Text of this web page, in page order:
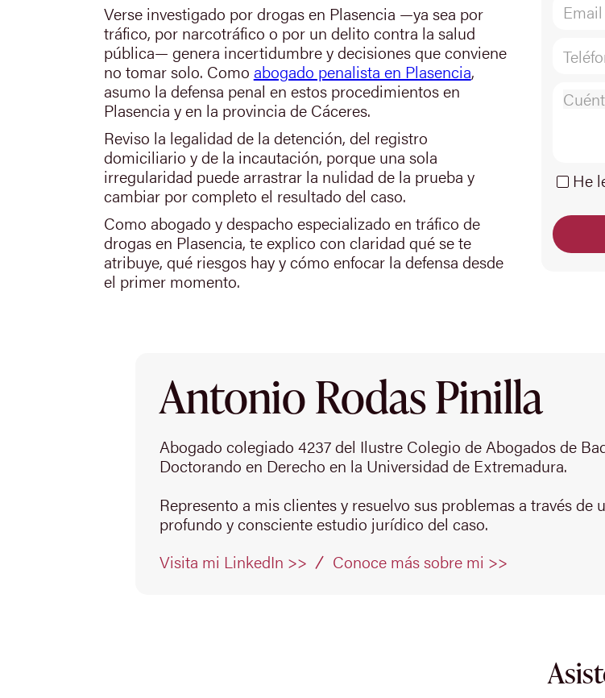
Verse investigado por drogas en Plasencia —ya sea por
tráfico, por narcotráfico o por un delito contra la salud
pública— genera incertidumbre y decisiones que conviene
no tomar solo. Como abogado penalista en Plasencia,
asumo la defensa penal en estos procedimientos en
Plasencia y en la provincia de Cáceres.
Reviso la legalidad de la detención, del registro
domiciliario y de la incautación, porque una sola
irregularidad puede arrastrar la nulidad de la prueba y
cambiar por completo el resultado del caso.
Como abogado y despacho especializado en tráfico de
drogas en Plasencia, te explico con claridad qué se te
atribuye, qué riesgos hay y cómo enfocar la defensa desde
el primer momento.
He
Antonio Rodas Pinilla
Abogado colegiado 4237 del Ilustre Colegio de Abogados de
Doctorando en Derecho en la Universidad de Extremadura.
Represento a mis clientes y resuelvo sus problemas a través de
profundo y consciente estudio jurídico del caso.
Visita mi LinkedIn >>
Conoce más sobre mi >>